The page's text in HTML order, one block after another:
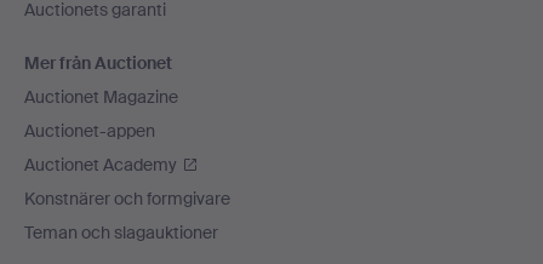
Auctionets garanti
Mer från Auctionet
Auctionet Magazine
Auctionet-appen
Auctionet Academy
Konstnärer och formgivare
Teman och slagauktioner